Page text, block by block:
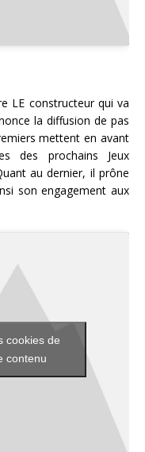
LE constructeur qui va
la diffusion de pas
mettent en avant
des prochains Jeux
au dernier, il prône
son engagement aux
cookies de
contenu